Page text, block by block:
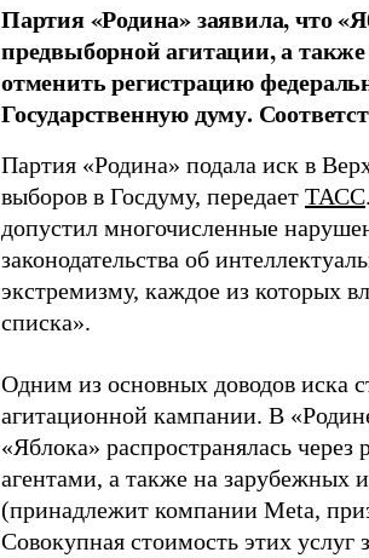
Партия «Родина» заявила, что
предвыборной агитации, а также
отменить регистрацию
Государственную думу.
Партия «Родина» подала иск в
выборов в Госдуму, передает ТАСС
допустил многочисленные
законодательства об
экстремизму, каждое из которых
списка».
Одним из основных доводов иска
агитационной кампании. В
«Яблока» распространялась
агентами, а также на зарубежных
(принадлежит компании Meta,
Совокупная стоимость этих